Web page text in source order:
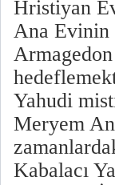
Hristiyan
Ana Evinin
Yahudi
Meryem
Kabalacı